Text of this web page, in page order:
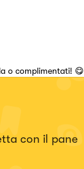
o complimentati! 😋
con il pane